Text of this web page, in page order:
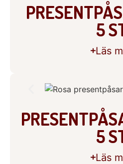
5
Läs
5
Läs